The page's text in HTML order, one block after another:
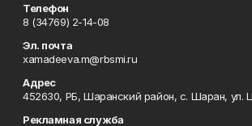
Телефон
8 (34769) 2-14-08
Эл. почта
xamadeeva.m@rbsmi.ru
Адрес
452630, РБ, Шаранский район, с. Шаран, ул.
Рекламная служба